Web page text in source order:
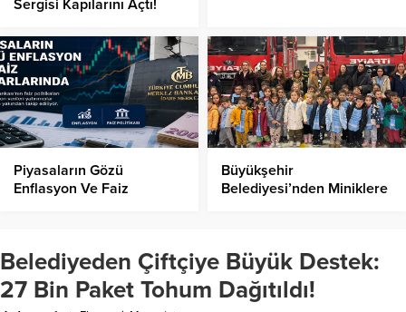
Sergisi Kapılarını Açtı!
Piyasaların Gözü
Enflasyon Ve Faiz
Büyükşehir
Belediyesi’nden Miniklere
Belediyeden Çiftçiye Büyük Destek:
27 Bin Paket Tohum Dağıtıldı!